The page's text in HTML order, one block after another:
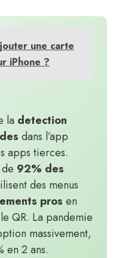
une carte
iPhone ?
la detection
dans l’app
apps tierces.
92% des
des menus
pros en
QR. La pandemie
massivement,
en 2 ans.